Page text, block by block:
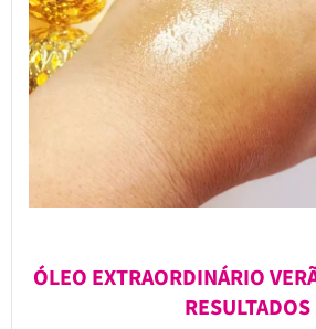
ÓLEO EXTRAORDINÁRIO
RESULTADOS